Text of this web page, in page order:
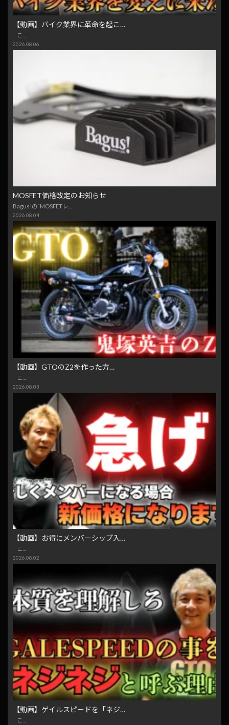
【動画】バイク業界に革命を起こ…
こ…
2026.08.06
MOSFET価格改定のお知らせ
Bagus!の“MOSFETレ…
2026.08.04
【動画】GTOのZ2を作った方…
こ…
2026.08.03
【動画】お得にメンバーシップ入…
こ…
2026.08.02
【動画】ゲイルスピードを「ネジ…
こ…